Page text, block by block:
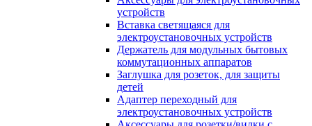
устройств
Вставка светящаяся для
электроустановочных устройств
Держатель для модульных бытовых
коммутационных аппаратов
Заглушка для розеток, для защиты
детей
Адаптер переходный для
электроустановочных устройств